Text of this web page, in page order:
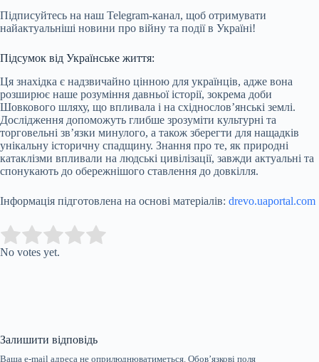
Підписуйтесь на наш Telegram-канал, щоб отримувати
найактуальніші новини про війну та події в Україні!
Підсумок від Українське життя:
Ця знахідка є надзвичайно цінною для українців, адже вона
розширює наше розуміння давньої історії, зокрема доби
Шовкового шляху, що впливала і на східнослов’янські землі.
Дослідження допоможуть глибше зрозуміти культурні та
торговельні зв’язки минулого, а також зберегти для нащадків
унікальну історичну спадщину. Знання про те, як природні
катаклізми впливали на людські цивілізації, завжди актуальні та
спонукають до обережнішого ставлення до довкілля.
Інформація підготовлена на основі матеріалів: drevo.uaportal.com
Rate this item:
No votes yet.
Залишити відповідь
Ваша e-mail адреса не оприлюднюватиметься. Обов’язкові поля